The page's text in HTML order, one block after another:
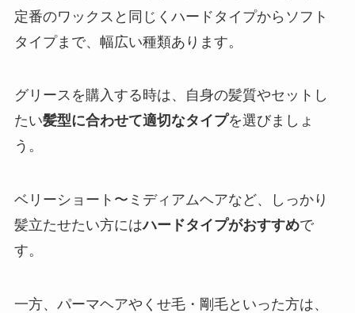
定番のワックスと同じくハードタイプからソフト
タイプまで、幅広い種類あります。
グリースを購入する時は、自身の髪質やセットし
たい髪型に合わせて適切なタイプを選びましょ
う。
ベリーショート〜ミディアムヘアなど、しっかり
髪立たせたい方にはハードタイプがおすすめで
す。
一方、パーマヘアやくせ毛・剛毛といった方は、